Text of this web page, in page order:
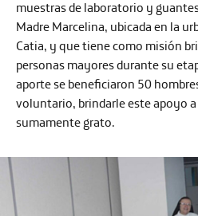
muestras de laboratorio y
Madre Marcelina, ubicada en la
Catia, y que tiene como misión
personas mayores durante su
aporte se beneficiaron 50
voluntario, brindarle este apoyo a
sumamente grato.